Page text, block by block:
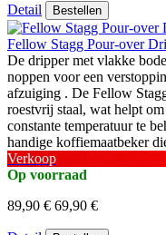
Detail Bestellen
Fellow Stagg Pour-over
De dripper met vlakke
noppen voor een
afzuiging . De Fellow
roestvrij staal, wat helpt
constante temperatuur te
handige koffiemaatbeker
Verkoop
Op voorraad
89,90 € 69,90 €